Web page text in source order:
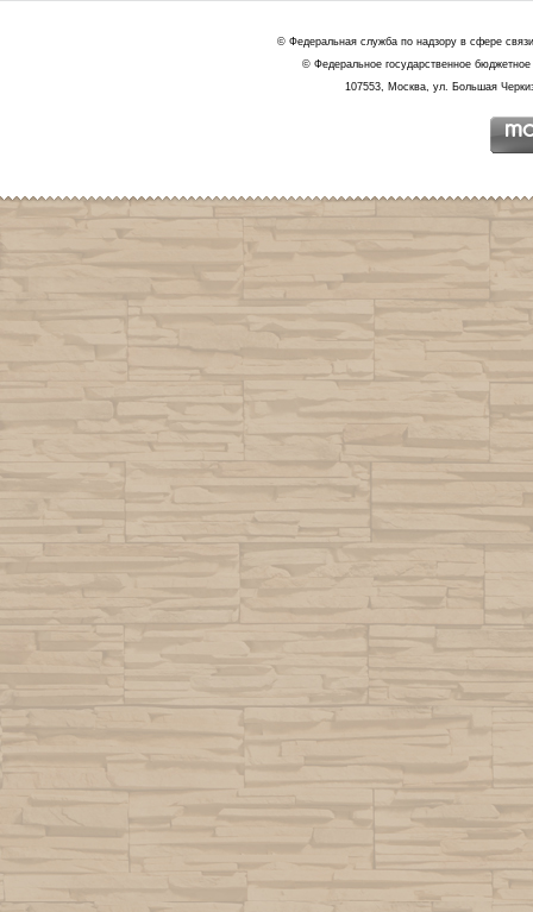
© Федеральная служба по надзору в сфере
© Федеральное государственное
107553, Москва, ул. Большая